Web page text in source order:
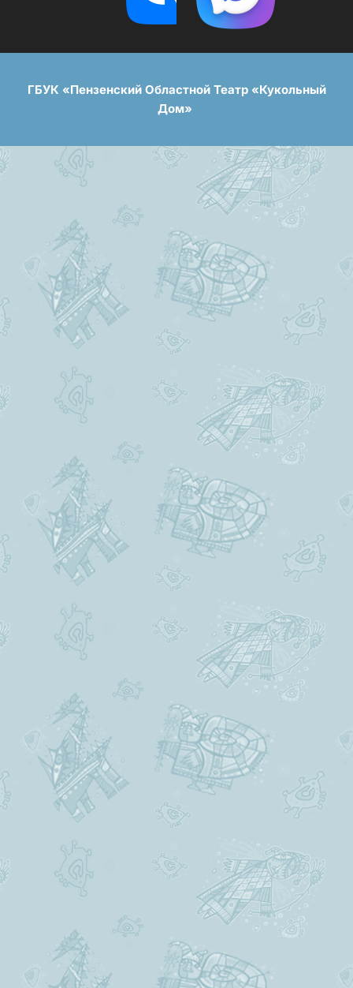
ГБУК «Пензенский Областной Театр «Кукольный
Дом»